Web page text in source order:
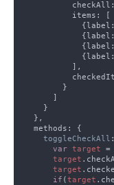
toggleCheckAll
var target =
target
target
if (target